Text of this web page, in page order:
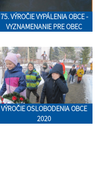
75. VÝROČIE VYPÁLENIA OBCE -
VYZNAMENANIE PRE OBEC
VÝROČIE OSLOBODENIA OBCE
2020